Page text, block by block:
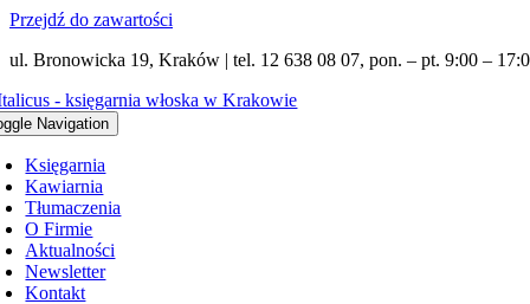
Przejdź do zawartości
ul. Bronowicka 19, Kraków | tel. 12 638 08 07, pon. – pt. 9:00 –
Navigation
Księgarnia
Kawiarnia
Tłumaczenia
O Firmie
Aktualności
Newsletter
Kontakt